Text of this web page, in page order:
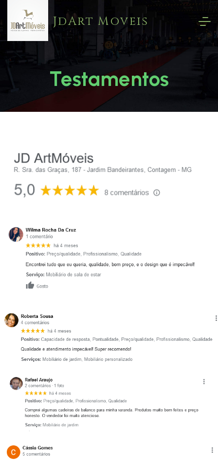
JdArt Moveis
Testamentos